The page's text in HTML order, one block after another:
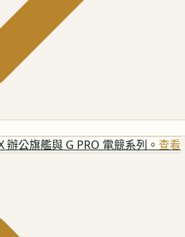
辦公旗艦與 G PRO 電競系列。 查看